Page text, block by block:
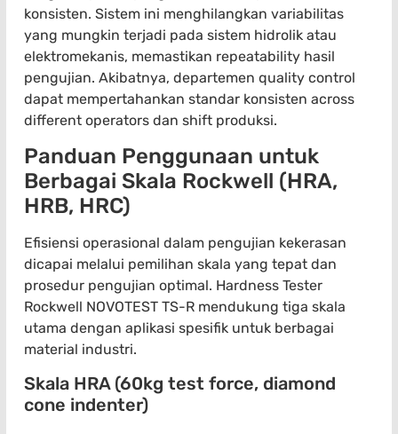
konsisten. Sistem ini menghilangkan variabilitas
yang mungkin terjadi pada sistem hidrolik atau
elektromekanis, memastikan repeatability hasil
pengujian. Akibatnya, departemen quality control
dapat mempertahankan standar konsisten across
different operators dan shift produksi.
Panduan Penggunaan untuk
Berbagai Skala Rockwell (HRA,
HRB, HRC)
Efisiensi operasional dalam pengujian kekerasan
dicapai melalui pemilihan skala yang tepat dan
prosedur pengujian optimal. Hardness Tester
Rockwell NOVOTEST TS-R mendukung tiga skala
utama dengan aplikasi spesifik untuk berbagai
material industri.
Skala HRA (60kg test force, diamond
cone indenter)